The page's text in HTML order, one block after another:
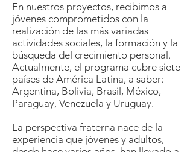
En nuestros proyectos, recibimos a
jóvenes comprometidos con la
realización de las más variadas
actividades sociales, la formación y la
búsqueda del crecimiento personal.
Actualmente, el programa cubre siete
países de América Latina, a saber:
Argentina, Bolivia, Brasil, México,
Paraguay, Venezuela y Uruguay.
La perspectiva fraterna nace de la
experiencia que jóvenes y adultos,